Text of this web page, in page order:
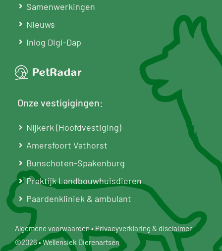
Samenwerkingen
Nieuws
Inlog Digi-Dap
Onze vestigigingen:
Nijkerk (Hoofdvestiging)
Amersfoort Vathorst
Bunschoten-Spakenburg
Praktijk Landbouwhuisdieren
Paardenkliniek & ambulant
Algemene voorwaarden•Privacyverklaring & disclaimer
©2026 • Wellensiek Dierenartsen